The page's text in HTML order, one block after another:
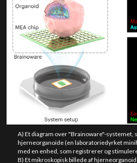
A) Et diagram over "Brainoware"-systemet,
hjerneorganoide (en laboratoriedyrket
med en enhed, som registrerer og
B) Et mikroskopisk billede af